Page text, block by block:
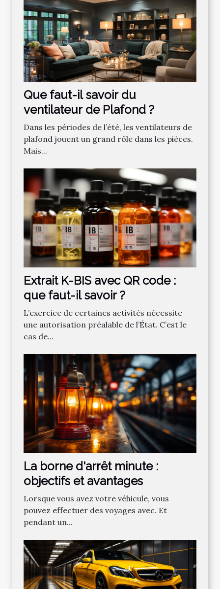
Que faut-il savoir du
ventilateur de Plafond ?
Dans les périodes de l’été, les ventilateurs de
plafond jouent un grand rôle dans les pièces.
Mais...
Extrait K-BIS avec QR code :
que faut-il savoir ?
L’exercice de certaines activités nécessite
une autorisation préalable de l’État. C’est le
cas de...
La borne d'arrêt minute :
objectifs et avantages
Lorsque vous avez votre véhicule, vous
pouvez effectuer des voyages avec. Et
pendant un...